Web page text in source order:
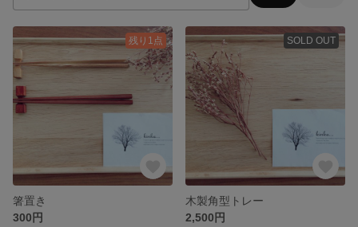
残り1点
箸置き
300円
SOLD OUT
木製角型トレー
2,500円